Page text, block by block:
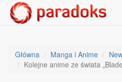
Główna Manga i Anime
Kolejne anime ze świata